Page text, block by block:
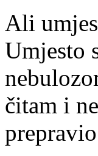
Ali
Umjesto
čitam i